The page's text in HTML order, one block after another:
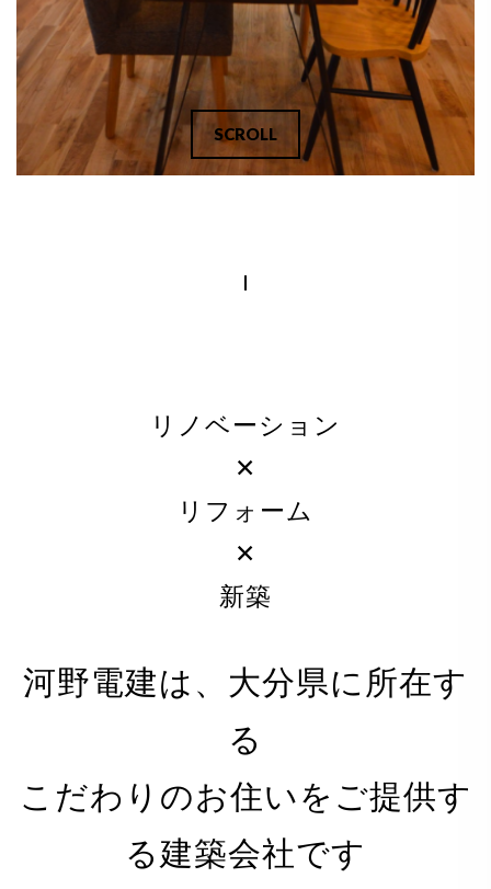
SCROLL
リノベーション
✕
リフォーム
✕
新築
河野電建は、大分県に所在す
る
こだわりのお住いをご提供す
る建築会社です
PRIVACY POLICY
有限会社 河野電建（以下「当社」）は、以下のとお
り個人情報保護方針を定め、個人情報保護の仕組みを